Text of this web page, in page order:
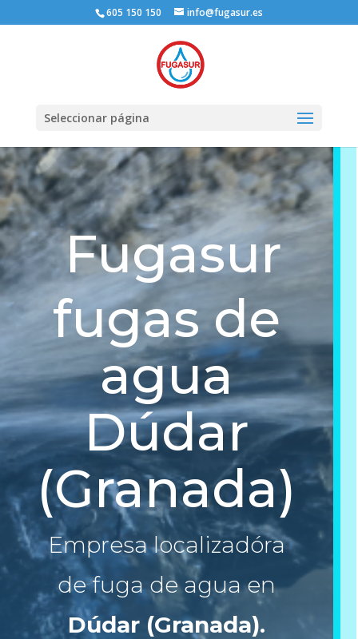
605 150 150 info@fugasur.es
Seleccionar página
Fugasur
fugas de
agua
Dúdar
(Granada)
Empresa localizadóra
de fuga de agua en
Dúdar (Granada).